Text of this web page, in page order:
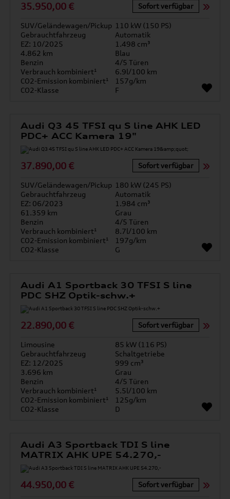
35.950,00 € Sofort verfügbar
SUV/Geländewagen/Pickup 110 kW (150 PS)
Gebrauchtfahrzeug
Automatik
EZ: 10/2025
1.498 cm³
4.862 km
Blau
Benzin
4/5 Türen
Verbrauch kombiniert¹
6.9l/100 km
CO2-Emission kombiniert¹
157g/km
CO2-Klasse
F
Audi Q3 45 TFSI qu S line AHK LED
PDC+ ACC Kamera 19"
37.890,00 € Sofort verfügbar
SUV/Geländewagen/Pickup 180 kW (245 PS)
Gebrauchtfahrzeug
Automatik
EZ: 06/2023
1.984 cm³
61.359 km
Grau
Benzin
4/5 Türen
Verbrauch kombiniert¹
8.7l/100 km
CO2-Emission kombiniert¹
197g/km
CO2-Klasse
G
Audi A1 Sportback 30 TFSI S line
PDC SHZ Optik-schw.+
22.890,00 € Sofort verfügbar
Limousine
85 kW (116 PS)
Gebrauchtfahrzeug
Schaltgetriebe
EZ: 12/2025
999 cm³
3.696 km
Grau
Benzin
4/5 Türen
Verbrauch kombiniert¹
5.5l/100 km
CO2-Emission kombiniert¹
125g/km
CO2-Klasse
D
Audi A3 Sportback TDI S line
MATRIX AHK UPE 54.270,-
44.950,00 € Sofort verfügbar